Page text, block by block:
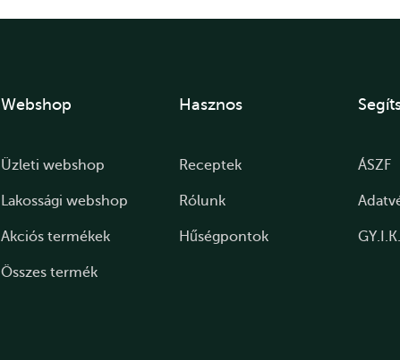
Webshop
Üzleti webshop
Lakossági webshop
Akciós termékek
Összes termék
Hasznos
Receptek
Rólunk
Hűségpontok
ÁSZF
GY.I.K.